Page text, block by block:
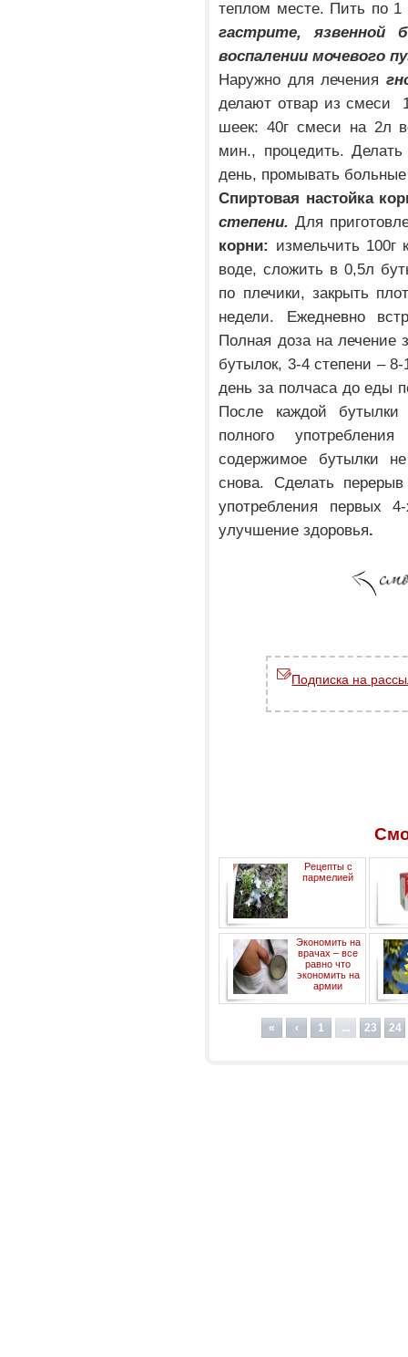
теплом месте. Пить по
гастрите, язвенной
воспалении мочевого
Наружно для лечения
делают отвар из смеси
шеек: 40г смеси на 2л
мин., процедить.
день, промывать
Спиртовая настойка
степени. Для
корни: измельчить 100г
воде, сложить в 0,5л
по плечики, закрыть
недели. Ежедневно
Полная доза на лечение
бутылок, 3-4 степени –
день за полчаса до еды
После каждой
полного
содержимое бутылки
снова. Сделать
употребления первых
улучшение здоровья.
Подписка на
Рецепты с
пармелией
Экономить на
врачах – все
равно что
экономить на
армии
« ‹ 1 ... 23 24